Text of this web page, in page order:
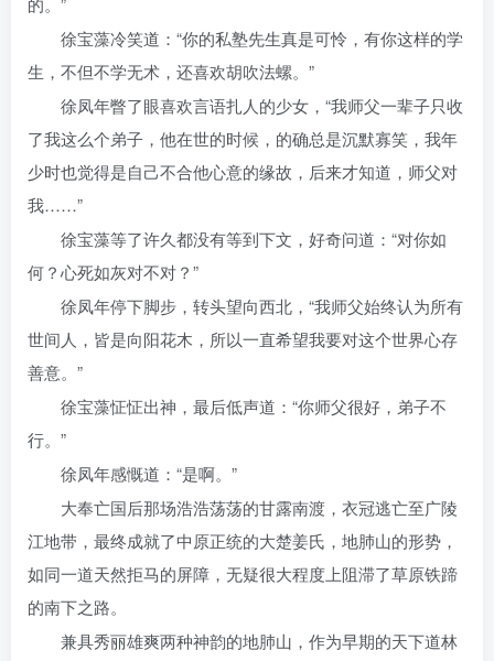
徐宝藻冷笑道：“你的私塾先生真是可怜，有你这样的学
生，不但不学无术，还喜欢胡吹法螺。”
徐凤年瞥了眼喜欢言语扎人的少女，“我师父一辈子只收
了我这么个弟子，他在世的时候，的确总是沉默寡笑，我年
少时也觉得是自己不合他心意的缘故，后来才知道，师父对
我……”
徐宝藻等了许久都没有等到下文，好奇问道：“对你如
何？心死如灰对不对？”
徐凤年停下脚步，转头望向西北，“我师父始终认为所有
世间人，皆是向阳花木，所以一直希望我要对这个世界心存
善意。”
徐宝藻怔怔出神，最后低声道：“你师父很好，弟子不
行。”
徐凤年感慨道：“是啊。”
大奉亡国后那场浩浩荡荡的甘露南渡，衣冠逃亡至广陵
江地带，最终成就了中原正统的大楚姜氏，地肺山的形势，
如同一道天然拒马的屏障，无疑很大程度上阻滞了草原铁蹄
的南下之路。
兼具秀丽雄爽两种神韵的地肺山，作为早期的天下道林